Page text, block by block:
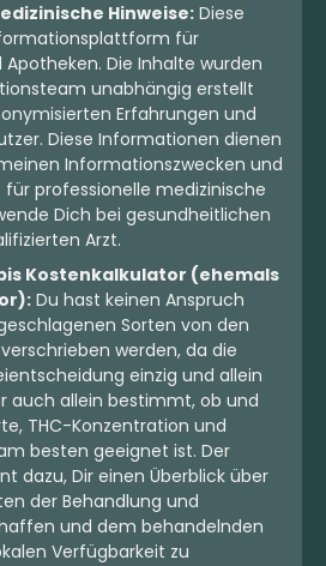
Hinweise:Diese
für
Die Inhalte wurden
unabhängig erstellt
Erfahrungen und
Diese Informationen dienen
Informationszwecken und
für professionelle medizinische
Dich bei gesundheitlichen
Arzt.
Kostenkalkulator (ehemals
Du hast keinen Anspruch
Sorten von den
werden, da die
einzig und allein
auch allein bestimmt, ob und
THC-Konzentration und
besten geeignet ist. Der
dazu, Dir einen Überblick über
der Behandlung und
und dem behandelnden
Verfügbarkeit zu